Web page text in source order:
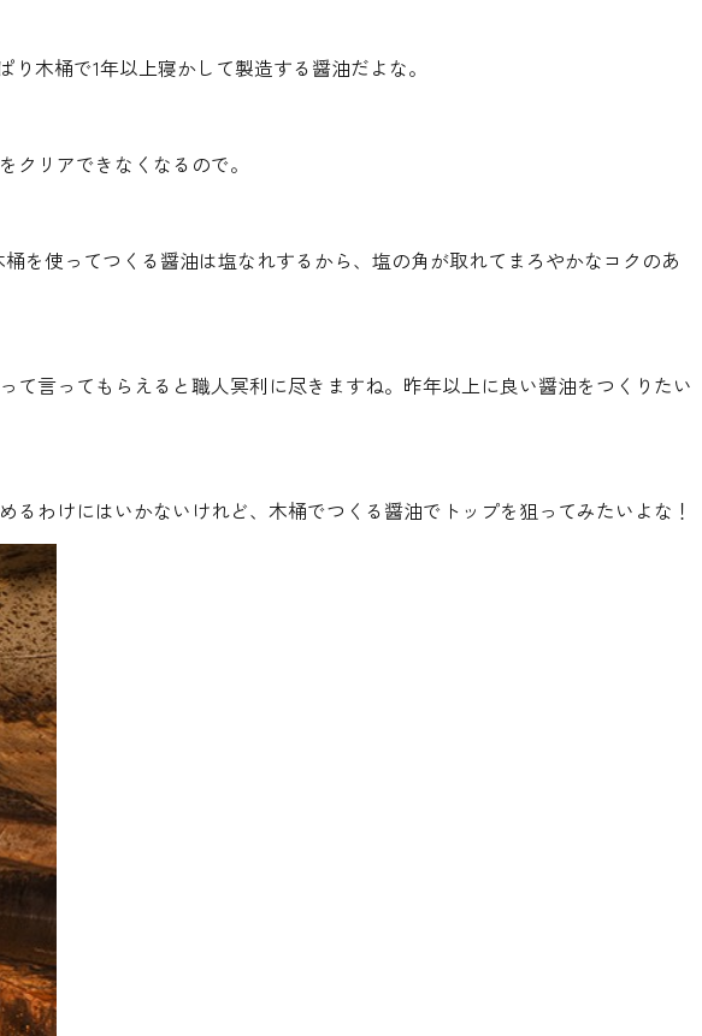
木桶で1年以上寝かして製造する醤油だよな。
リアできなくなるので。
を使ってつくる醤油は塩なれするから、塩の角が取れてまろやかなコクのあ
言ってもらえると職人冥利に尽きますね。昨年以上に良い醤油をつくりたい
わけにはいかないけれど、木桶でつくる醤油でトップを狙ってみたいよな！